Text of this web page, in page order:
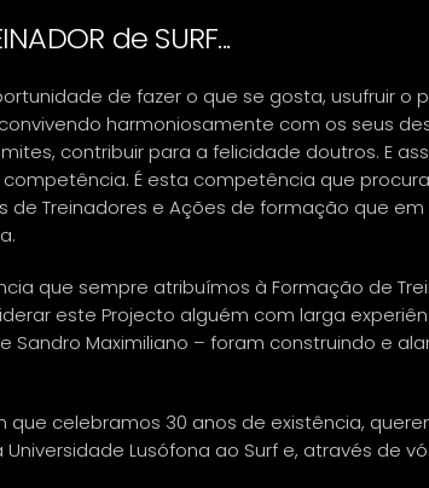
de SURF...
de fazer o que se gosta, usufruir o
harmoniosamente com os seus
contribuir para a felicidade doutros. E
É esta competência que
de Treinadores e Ações de formação que
que sempre atribuímos à Formação de
este Projecto alguém com larga
Sandro Maximiliano – foram construindo e
que celebramos 30 anos de existência,
Lusófona ao Surf e, através de